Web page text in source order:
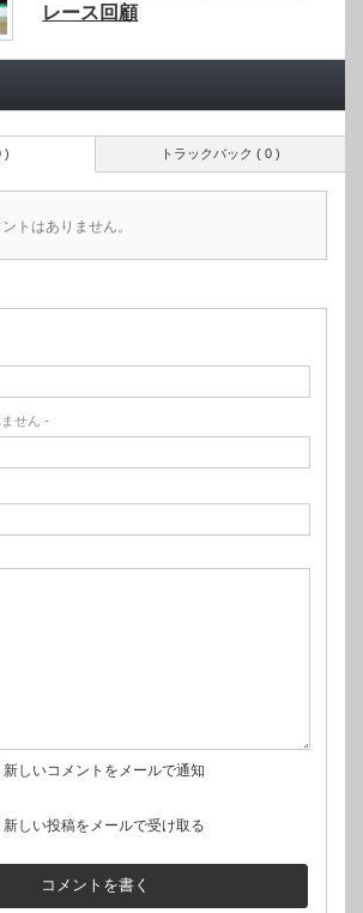
レース回顧
トラックバック ( 0 )
)
トはありません。
せん -
新しいコメントをメールで通知
新しい投稿をメールで受け取る